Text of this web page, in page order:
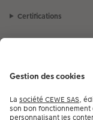
Certifications